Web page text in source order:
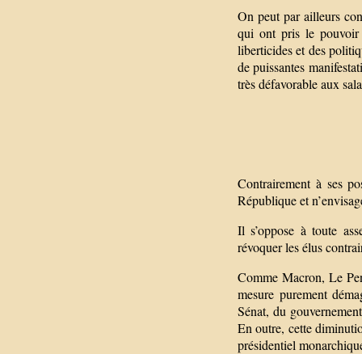
On peut par ailleurs
qui ont pris le pouvoir
liberticides et des
de puissantes
très défavorable aux
Contrairement à ses
République et
Il s’oppose à toute
révoquer les élus
Comme Macron, Le
mesure purement
Sénat, du
En outre, cette
présidentiel